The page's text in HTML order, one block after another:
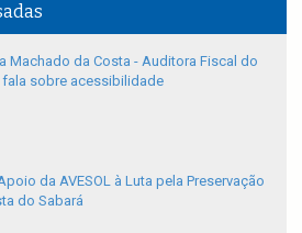
Machado da Costa - Auditora Fiscal do
fala sobre acessibilidade
da AVESOL à Luta pela Preservação
do Sabará